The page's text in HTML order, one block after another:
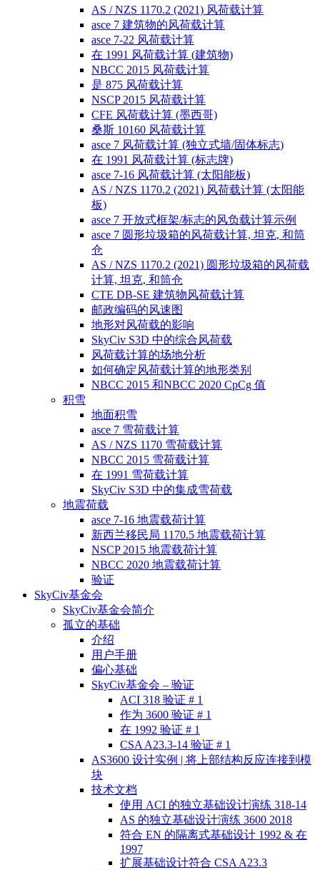
AS / NZS 1170.2 (2021) 风荷载计算
asce 7 建筑物的风荷载计算
asce 7-22 风荷载计算
在 1991 风荷载计算 (建筑物)
NBCC 2015 风荷载计算
是 875 风荷载计算
NSCP 2015 风荷载计算
CFE 风荷载计算 (墨西哥)
桑斯 10160 风荷载计算
asce 7 风荷载计算 (独立式墙/固体标志)
在 1991 风荷载计算 (标志牌)
asce 7-16 风荷载计算 (太阳能板)
AS / NZS 1170.2 (2021) 风荷载计算 (太阳能
板)
asce 7 开放式框架/标志的风负载计算示例
asce 7 圆形垃圾箱的风荷载计算, 坦克, 和筒
仓
AS / NZS 1170.2 (2021) 圆形垃圾箱的风荷载
计算, 坦克, 和筒仓
CTE DB-SE 建筑物风荷载计算
邮政编码的风速图
地形对风荷载的影响
SkyCiv S3D 中的综合风荷载
风荷载计算的场地分析
如何确定风荷载计算的地形类别
NBCC 2015 和NBCC 2020 CpCg 值
积雪
地面积雪
asce 7 雪荷载计算
AS / NZS 1170 雪荷载计算
NBCC 2015 雪荷载计算
在 1991 雪荷载计算
SkyCiv S3D 中的集成雪荷载
地震荷载
asce 7-16 地震载荷计算
新西兰移民局 1170.5 地震载荷计算
NSCP 2015 地震载荷计算
NBCC 2020 地震载荷计算
验证
SkyCiv基金会
SkyCiv基金会简介
孤立的基础
介绍
用户手册
偏心基础
SkyCiv基金会 – 验证
ACI 318 验证 # 1
作为 3600 验证 # 1
在 1992 验证 # 1
CSA A23.3-14 验证 # 1
AS3600 设计实例 | 将上部结构反应连接到模
块
技术文档
使用 ACI 的独立基础设计演练 318-14
AS 的独立基础设计演练 3600 2018
符合 EN 的隔离式基础设计 1992 & 在
1997
扩展基础设计符合 CSA A23.3